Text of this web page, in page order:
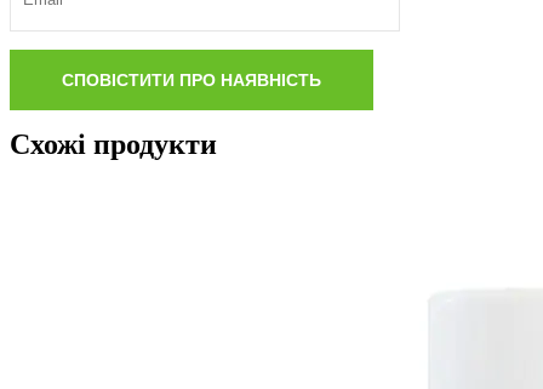
Схожі продукти